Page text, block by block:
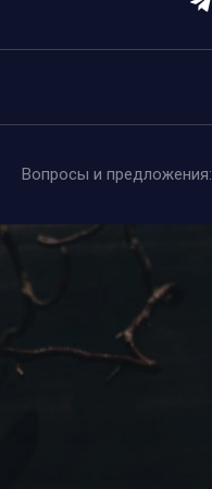
Вопросы и предложения: